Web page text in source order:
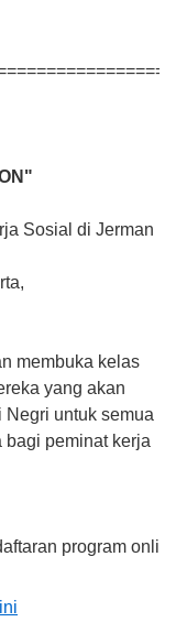
Sosial di Jerman
membuka kelas
yang akan
untuk semua
bagi peminat kerja
program online